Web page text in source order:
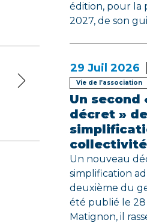
édition, pour la
2027, de son
29 Juil 2026
Vie de l’association
Un second
décret » de
Un nouveau
simplification
deuxième du
été publié le
Matignon, il